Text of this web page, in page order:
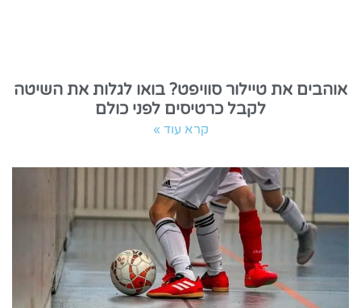
אוהבים את טיילור סוויפט? בואו לגלות את השיטה
לקבל כרטיסים לפני כולם
קרא עוד »